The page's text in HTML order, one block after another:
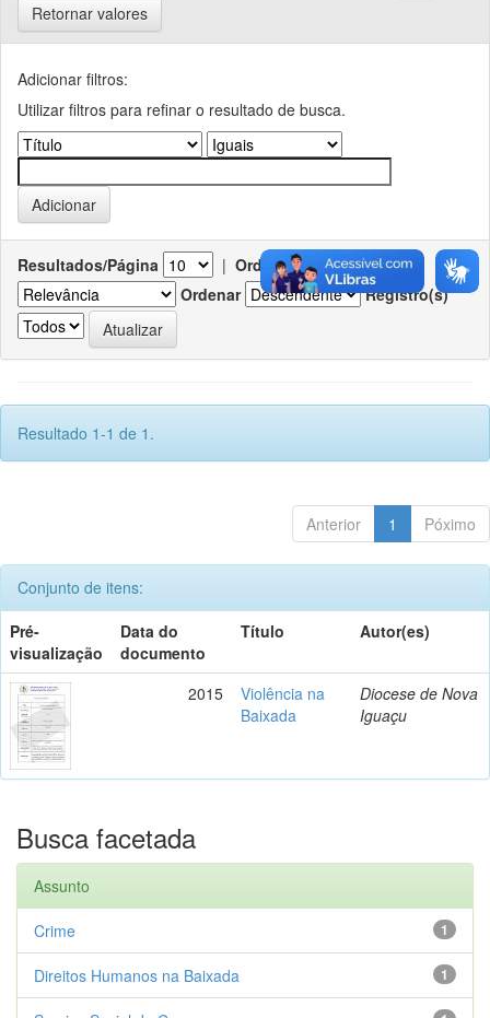
Retornar valores
Adicionar filtros:
Utilizar filtros para refinar o resultado de busca.
Resultados/Página | Ordenar registros por
Ordenar
Registro(s)
Resultado 1-1 de 1.
Anterior 1 Póximo
Conjunto de itens:
Pré-
visualização
Data do
documento
Título Autor(es)
2015
Violência na
Baixada
Diocese de Nova
Iguaçu
Busca facetada
Assunto
1
Crime
1
Direitos Humanos na Baixada